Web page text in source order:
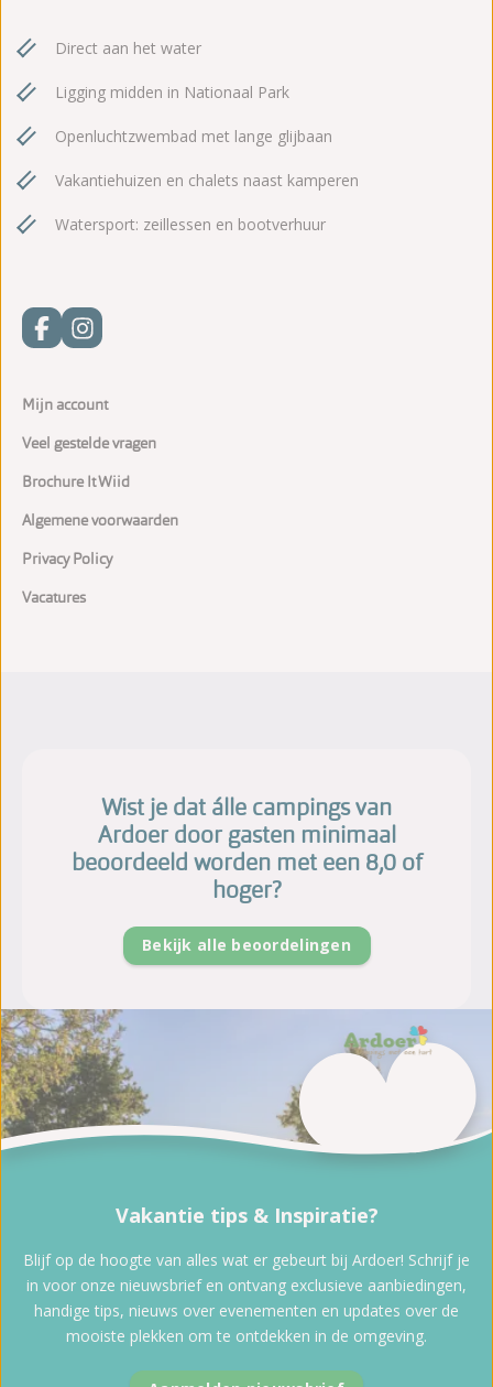
Direct aan het water
Ligging midden in Nationaal Park
Openluchtzwembad met lange glijbaan
Vakantiehuizen en chalets naast kamperen
Watersport: zeillessen en bootverhuur
Mijn account
Veel gestelde vragen
Brochure It Wiid
Algemene voorwaarden
Privacy Policy
Vacatures
Wist je dat álle campings van
Ardoer door gasten minimaal
beoordeeld worden met een 8,0 of
hoger?
Bekijk alle beoordelingen
Vakantie tips & Inspiratie?
Blijf op de hoogte van alles wat er gebeurt bij Ardoer! Schrijf je
in voor onze nieuwsbrief en ontvang exclusieve aanbiedingen,
handige tips, nieuws over evenementen en updates over de
mooiste plekken om te ontdekken in de omgeving.